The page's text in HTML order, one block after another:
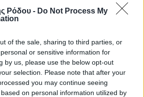
Ρόδου - Do Not Process My
of the sale, sharing to third parties, or
or sensitive information for
by us, please use the below opt-out
selection. Please note that after your
you may continue seeing
on personal information utilized by